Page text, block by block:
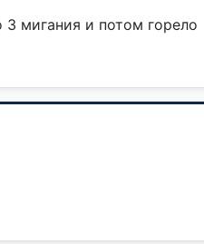
3 мигания и потом горело